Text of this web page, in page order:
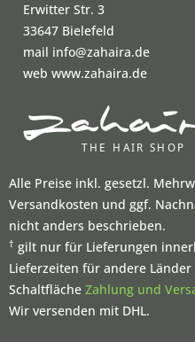
Erwitter Str. 3
33647 Bielefeld
mail info@zahaira.de
web www.zahaira.de
Alle Preise inkl. gesetzl.
Versandkosten und ggf.
nicht anders beschrieben.
† gilt nur für Lieferungen
Lieferzeiten für andere
Schaltfläche Zahlung und
Wir versenden mit DHL.